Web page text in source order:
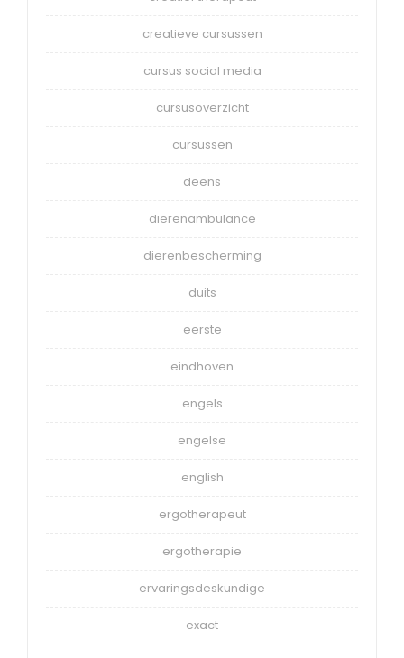
creatieve cursussen
cursus social media
cursusoverzicht
cursussen
deens
dierenambulance
dierenbescherming
duits
eerste
eindhoven
engels
engelse
english
ergotherapeut
ergotherapie
ervaringsdeskundige
exact